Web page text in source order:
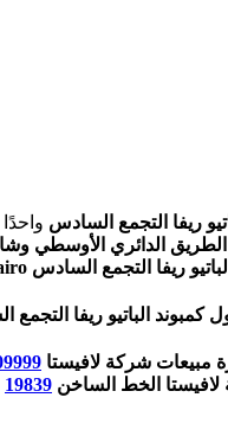
ريفا التجمع السادس
الطريق الدائري الأوسطي
ريفا التجمع السادس
كمبوند الباتيو ريفا
مبيعات شركة لافيستا
لافيستا الخط الساخن 19839